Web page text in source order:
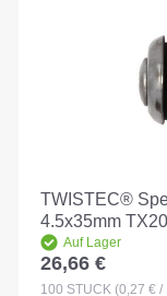
TWISTEC®
4.5x35mm
Auf Lager
Regulärer
26,66 €
100 STÜCK (0,27 € /